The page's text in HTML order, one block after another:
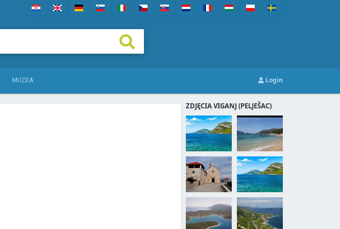
MUZEA Login
ZDJĘCIA VIGANJ (PELJEŠAC)